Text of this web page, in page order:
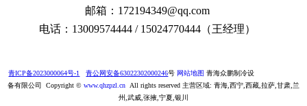
邮箱：172194349@qq.com
电话：13009574444 / 15024770444（王经理）
青ICP备2023000064号-1 青公网安备63022302000246号 网站地图 青海众鹏制冷设
备有限公司 Copyright © www.qhzpzl.cn All rights reserved 主营区域: 青海,西宁,西藏,拉萨,甘肃,兰
州,武威,张掖,宁夏,银川